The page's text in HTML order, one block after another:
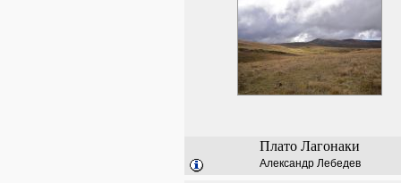
Плато Лагонаки
Александр Лебедев